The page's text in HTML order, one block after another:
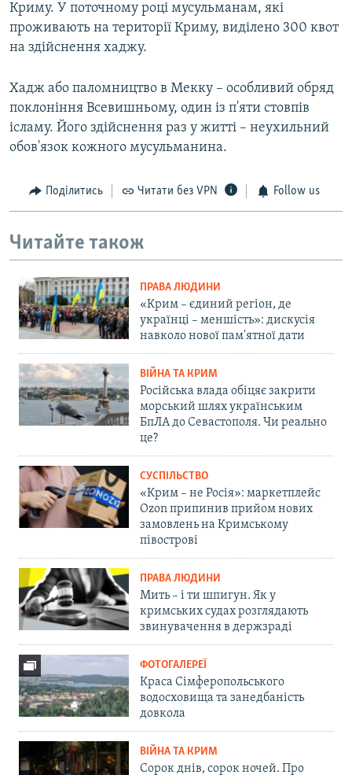
Криму. У поточному році мусульманам, які
проживають на території Криму, виділено 300 квот
на здійснення хаджу.
Хадж або паломництво в Мекку – особливий обряд
поклоніння Всевишньому, один із п'яти стовпів
ісламу. Його здійснення раз у житті – неухильний
обов'язок кожного мусульманина.
Поділитись Читати без VPN Follow us
Читайте також
ПРАВА ЛЮДИНИ
«Крим – єдиний регіон, де
українці – меншість»: дискусія
навколо нової пам'ятної дати
ВІЙНА ТА КРИМ
Російська влада обіцяє закрити
морський шлях українським
БпЛА до Севастополя. Чи реально
це?
СУСПІЛЬСТВО
«Крим – не Росія»: маркетплейс
Ozon припинив прийом нових
замовлень на Кримському
півострові
ПРАВА ЛЮДИНИ
Мить – і ти шпигун. Як у
кримських судах розглядають
звинувачення в держзраді
ФОТОГАЛЕРЕЇ
Краса Сімферопольського
водосховища та занедбаність
довкола
ВІЙНА ТА КРИМ
Сорок днів, сорок ночей. Про